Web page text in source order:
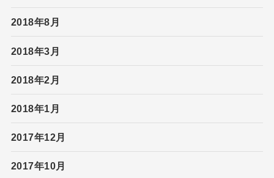
2018年8月
2018年3月
2018年2月
2018年1月
2017年12月
2017年10月